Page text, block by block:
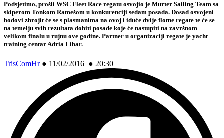
Podsjetimo, prošli WSC Fleet Race regatu osvojio je Murter Sailing Team sa
skiperom Tonkom Ramešom u konkurenciji sedam posada. Dosad osvojeni
bodovi zbrojit će se s plasmanima na ovoj i iduće dvije flotne regate te će se
na temelju svih rezultata dobiti posade koje će nastupiti na završnom
velikom finalu u rujnu ove godine. Partner u organizaciji regate je yacht
training centar Adria Libar.
TrisComHr● 11/02/2016 ● 20:30